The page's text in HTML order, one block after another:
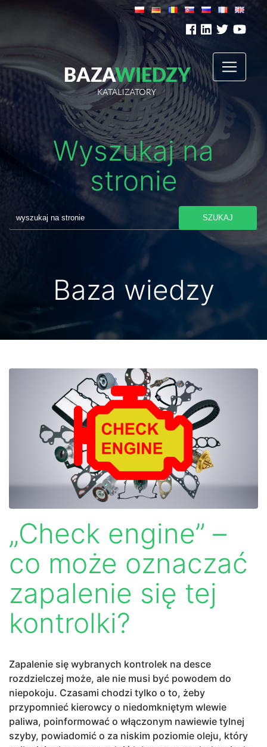
Wyszukaj na
stronie
SZUKAJ
Baza wiedzy
„Check engine” –
co może oznaczać
zapalenie się tej
kontrolki?
Zapalenie się wybranych kontrolek na desce
rozdzielczej może, ale nie musi być powodem do
niepokoju. Czasami chodzi tylko o to, żeby
przypomnieć kierowcy o niedomkniętym wlewie
paliwa, poinformować o włączonym nawiewie tylnej
szyby, powiadomić o za niskim poziomie oleju, który